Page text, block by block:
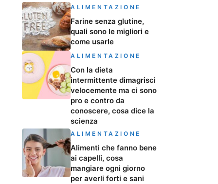
ALIMENTAZIONE
Farine senza glutine,
quali sono le migliori e
come usarle
ALIMENTAZIONE
Con la dieta
intermittente dimagrisci
velocemente ma ci sono
pro e contro da
conoscere, cosa dice la
scienza
ALIMENTAZIONE
Alimenti che fanno bene
ai capelli, cosa
mangiare ogni giorno
per averli forti e sani